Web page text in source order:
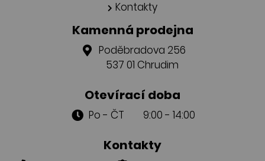
Kontakty
Kamenná prodejna
Poděbradova 256
537 01 Chrudim
Otevírací doba
Po - ČT 9:00 - 14:00
Kontakty